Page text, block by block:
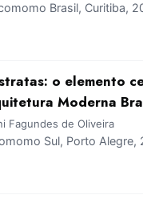
Brasil, Curitiba,
o elemento
Moderna
Fagundes de Oliveira
Sul, Porto Alegre,